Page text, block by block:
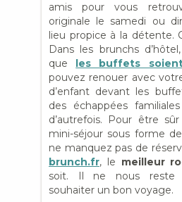
amis pour vous
originale le samedi ou
lieu propice à la détente.
Dans les brunchs
que les buffets
pouvez renouer avec
d’enfant devant les
des échappées
d’autrefois. Pour être
mini-séjour sous forme
ne manquez pas de
brunch.fr, le meilleur
soit. Il ne nous reste
souhaiter un bon voyage.